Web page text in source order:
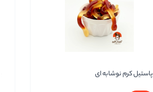
پاستیل کرم نوشابه ای